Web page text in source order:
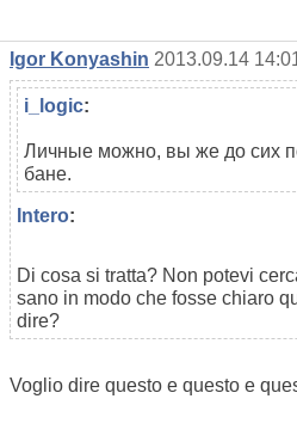
Igor Konyashin 2013.09.14
i_logic:
Личные можно, вы же до сих
бане.
Intero:
Di cosa si tratta? Non potevi
sano in modo che fosse chiaro
dire?
Voglio dire questo e questo e